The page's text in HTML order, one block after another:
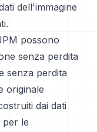
dell'immagine
possono
senza perdita
senza perdita
originale
dai dati
per le